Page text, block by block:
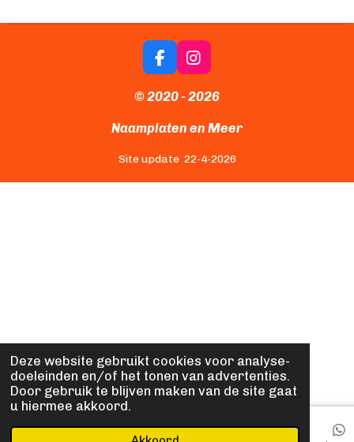
Deze website gebruikt cookies voor analyse-
doeleinden en/of het tonen van advertenties.
Door gebruik te blijven maken van de site gaat
u hiermee akkoord.
F
a
c
b
o
I
n
s
a
r
m
© 2020 - 2026
Naamplaten en Meer
Site update 22-4-2026